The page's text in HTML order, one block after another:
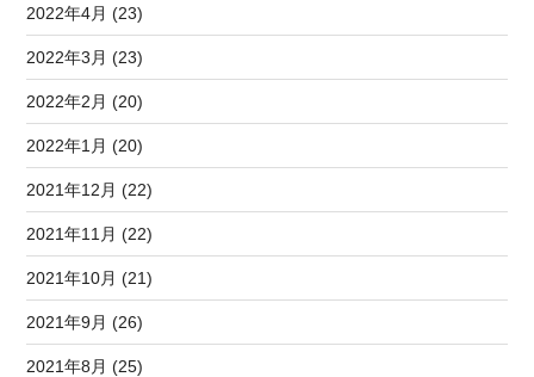
2022年4月 (23)
2022年3月 (23)
2022年2月 (20)
2022年1月 (20)
2021年12月 (22)
2021年11月 (22)
2021年10月 (21)
2021年9月 (26)
2021年8月 (25)